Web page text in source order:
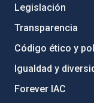
Legislación
Transparencia
Código ético y
Igualdad y
Forever IAC